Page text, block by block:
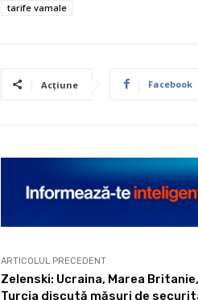
tarife vamale
Acțiune Facebook
ARTICOLUL PRECEDENT
Zelenski: Ucraina, Marea
Turcia discută măsuri de